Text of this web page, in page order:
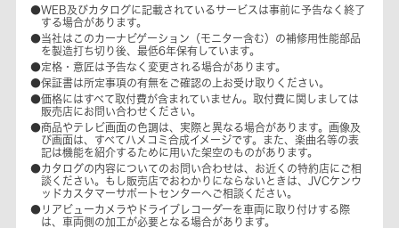
●WEB及びカタログに記載されているサービスは事前に予告なく終了
する場合があります。
●当社はこのカーナビゲーション（モニター含む）の補修用性能部品
を製造打ち切り後、最低6年保有しています。
●定格・意匠は予告なく変更される場合があります。
●保証書は所定事項の有無をご確認の上お受け取りください。
●価格にはすべて取付費が含まれていません。取付費に関しましては
販売店にお問い合わせください。
●商品やテレビ画面の色調は、実際と異なる場合があります。画像及
び画面は、すべてハメコミ合成イメージです。また、楽曲名等の表
記は機能を紹介するために用いた架空のものがあります。
●カタログの内容についてのお問い合わせは、お近くの特約店にご相
談ください。もし販売店でおわかりにならないときは、JVCケンウ
ッドカスタマーサポートセンターへご相談ください。
●リアビューカメラやドライブレコーダーを車両に取り付けする際
は、車両側の加工が必要となる場合があります。